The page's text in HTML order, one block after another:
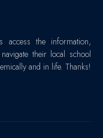
access the information,
their local school
and in life. Thanks!